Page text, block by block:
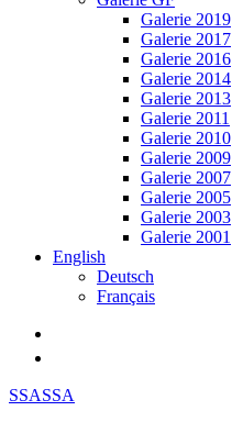
Galerie 2019
Galerie 2017
Galerie 2016
Galerie 2014
Galerie 2013
Galerie 2011
Galerie 2010
Galerie 2009
Galerie 2007
Galerie 2005
Galerie 2003
Galerie 2001
English
Deutsch
Français
SSASSA